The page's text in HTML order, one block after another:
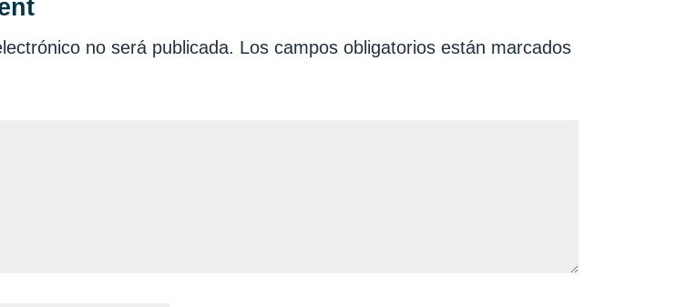
no será publicada. Los campos obligatorios están marcados